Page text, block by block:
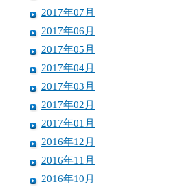
2017年07月
2017年06月
2017年05月
2017年04月
2017年03月
2017年02月
2017年01月
2016年12月
2016年11月
2016年10月